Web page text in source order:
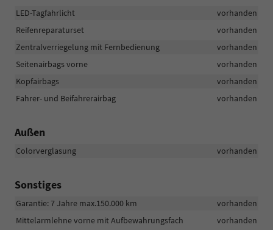
LED-Tagfahrlicht
vorhanden
Reifenreparaturset
vorhanden
Zentralverriegelung mit Fernbedienung
vorhanden
Seitenairbags vorne
vorhanden
Kopfairbags
vorhanden
Fahrer- und Beifahrerairbag
vorhanden
Außen
Colorverglasung vorhanden
Sonstiges
Garantie: 7 Jahre max.150.000 km
vorhanden
Mittelarmlehne vorne mit Aufbewahrungsfach
vorhanden